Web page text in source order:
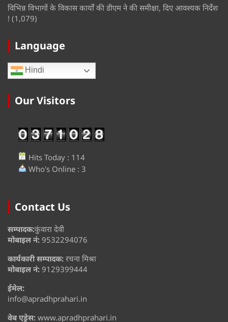
विभिन्न विभागों के विकास कार्यों की डीएम ने की समीक्षा, दिए आवश्यक निर्देश
! (1,079)
Language
Hindi
Our Visitors
Hits Today : 114
Who's Online : 3
Contact Us
सम्पादक:कुंवारा देवी
मोबाइल नं: 9532294076
कार्यकारी सम्पादक: रचना मिश्रा
मोबाइल नं: 9129399444
ईमेल:
info@apradhprahari.in
वेब एड्रेस: www.apradhprahari.in